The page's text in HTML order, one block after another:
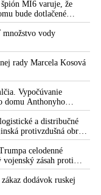
MI6 varuje, že
bude dotlačené
v roku 2022.
diplomatov,
Putin vraj bude
neskončí
množstvo vody
rady Marcela Kosová
Vypočúvanie
domu Anthonyho
médií ignorovala
a distribučné
protivzdušná obrana
a jeho okolie
celodenné
zásah proti
dodávok ruskej